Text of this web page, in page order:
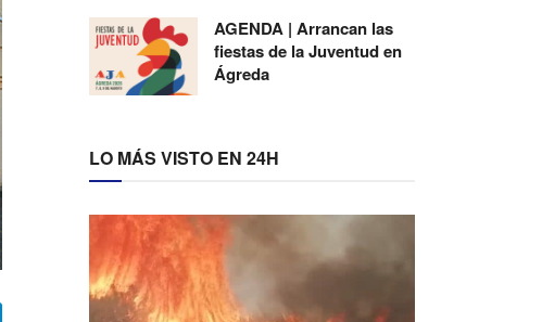
AGENDA | Arrancan las
fiestas de la Juventud en
Ágreda
LO MÁS VISTO EN 24H